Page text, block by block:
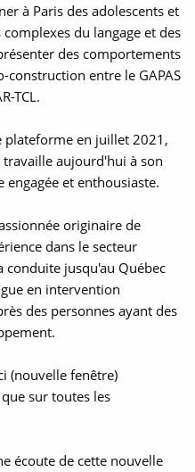
à Paris des adolescents et
du langage et des
des comportements
entre le GAPAS
TCL.
plateforme en juillet 2021,
aujourd'hui à son
et enthousiaste.
originaire de
dans le secteur
conduite jusqu'au Québec
en intervention
des personnes ayant des
(nouvelle fenêtre)
sur toutes les
écoute de cette nouvelle